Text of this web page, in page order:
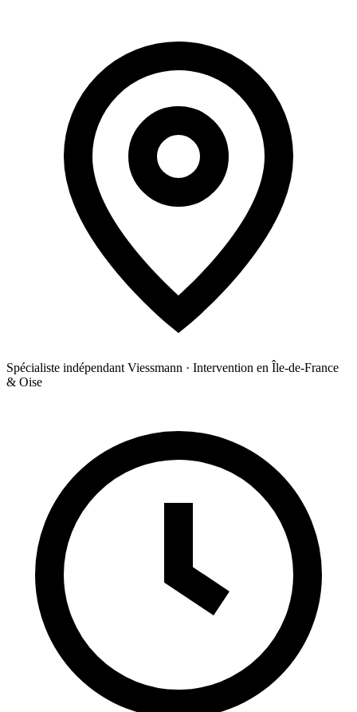
Spécialiste indépendant Viessmann · Intervention en Île-de-France
& Oise